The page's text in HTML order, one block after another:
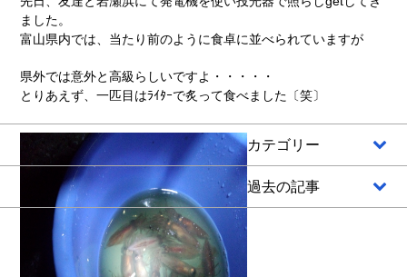
ました。
富山県内では、当たり前のように食卓に並べられていますが
県外では意外と高級らしいですよ・・・・・
とりあえず、一匹目はﾗｲﾀｰで炙って食べました〔笑〕
カテゴリー
過去の記事